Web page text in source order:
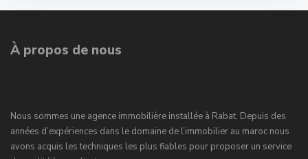
À propos de nous
Nous sommes une agence immobilière installée à Rabat. Depuis des
années d’expériences dans le domaine de l’immobilier au maroc nous
avons acquis les techniques les plus fiables pour proposer un service